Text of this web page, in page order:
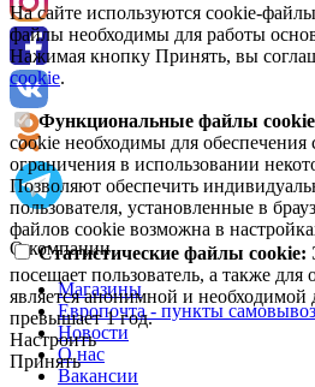
На сайте используются cookie-
файлы необходимы для работы
Нажимая кнопку Принять, вы
cookie.
Функциональные файлы cookie
cookie необходимы для
ограничения в использовании
Позволяют обеспечить
пользователя, установленные в
файлов cookie возможна в
Статистические файлы cookie:
посещает пользователь, а также
является анонимной и
превышает 1 год.
Настроить
Принять
О компании
Магазины
Европочта - пункты
Новости
О нас
Вакансии